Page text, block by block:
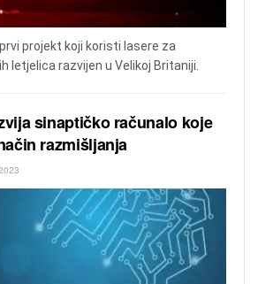
projekt koji koristi lasere za
letjelica razvijen u Velikoj Britaniji.
sinaptičko računalo koje
razmišljanja